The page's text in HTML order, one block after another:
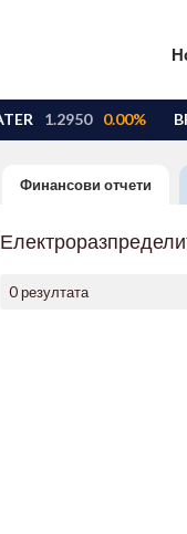
Финансови отчети
0 резултата